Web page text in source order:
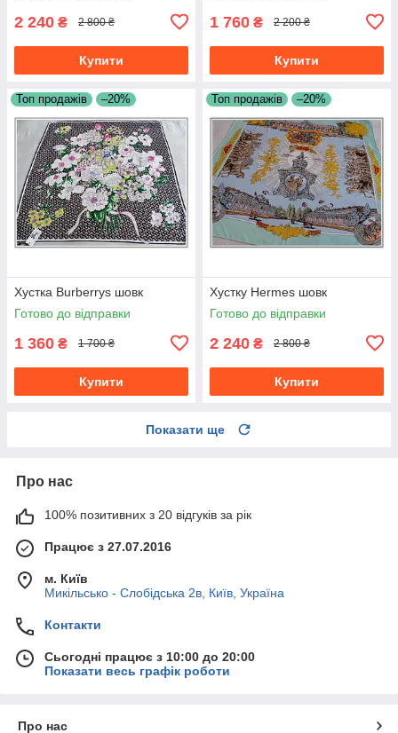
2 240 ₴ 2 800 ₴
Купити
1 760 ₴ 2 200 ₴
Купити
Топ продажів –20%
Хустка Burberrys шовк
Готово до відправки
1 360 ₴ 1 700 ₴
Купити
Топ продажів –20%
Хустку Hermes шовк
Готово до відправки
2 240 ₴ 2 800 ₴
Купити
Показати ще
Про нас
100% позитивних з 20 відгуків за рік
Працює з 27.07.2016
м. Київ
Микільсько - Слобідська 2в, Київ, Україна
Контакти
Сьогодні працює з 10:00 до 20:00
Показати весь графік роботи
Про нас